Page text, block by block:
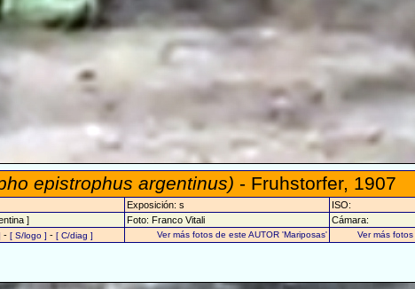
epistrophus argentinus) - Fruhstorfer, 1907
Exposición: s
ISO:
] Foto: Franco Vitali
Cámara:
- [ S/logo ] - [ C/diag ] Ver más fotos de este AUTOR 'Mariposas' Ver más